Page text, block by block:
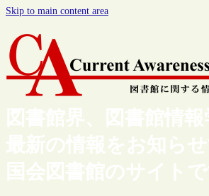
Skip to main content area
図書館界、図書館情
最新の情報をお知ら
国会図書館のサイトで